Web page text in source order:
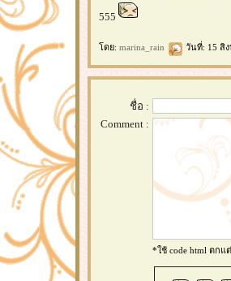
555
ดย: marina_rain วันที่: 15 สิง
ชื่อ :
Comment :
*ใช้ code html ตกแ